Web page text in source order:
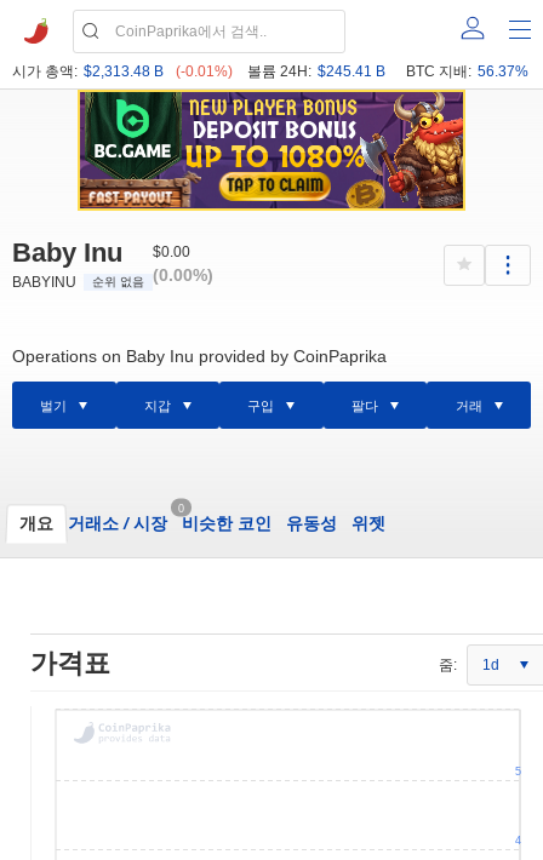
시가 총액: $2,313.48 B (-0.01%) 볼륨 24H: $245.41 B BTC 지배: 56.37%
Baby Inu
BABYINU 순위 없음
$0.00
(0.00%)
Operations on Baby Inu provided by CoinPaprika
벌기 지갑 구입 팔다 거래
개요 거래소 /시장
0
비슷한 코인 유동성 위젯
가격표 줌: 1d
4
5